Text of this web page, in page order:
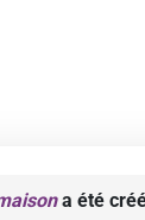
a été